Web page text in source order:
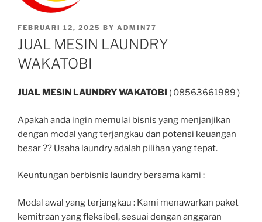
FEBRUARI 12, 2025 BY ADMIN77
JUAL MESIN LAUNDRY
WAKATOBI
JUAL MESIN LAUNDRY WAKATOBI ( 08563661989 )
Apakah anda ingin memulai bisnis yang menjanjikan
dengan modal yang terjangkau dan potensi keuangan
besar ?? Usaha laundry adalah pilihan yang tepat.
Keuntungan berbisnis laundry bersama kami :
Modal awal yang terjangkau : Kami menawarkan paket
kemitraan yang fleksibel, sesuai dengan anggaran